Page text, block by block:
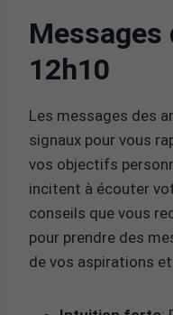
Messages
12h10
Les messages des
signaux pour vous
vos objectifs
incitent à écouter
conseils que vous
pour prendre des
de vos aspirations